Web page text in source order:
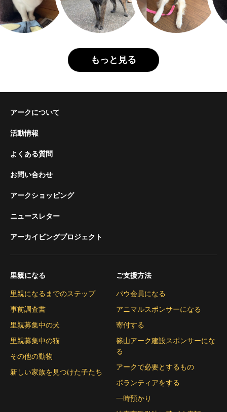
もっと見る
アークについて
活動情報
よくある質問
お問い合わせ
アークショッピング
ニュースレター
アーカイビングプロジェクト
里親になる
里親になるまでのステップ
事前調査書
里親募集中の犬
里親募集中の猫
その他の動物
新しい家族を見つけた子たち
ご支援方法
パウ会員になる
アニマルスポンサーになる
寄付する
篠山アーク建設スポンサーにな
る
アークで必要とするもの
ボランティアをする
一時預かり